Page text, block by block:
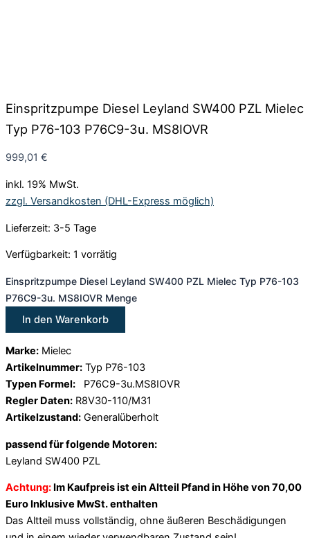
Einspritzpumpe Diesel Leyland SW400 PZL Mielec
Typ P76-103 P76C9-3u. MS8IOVR
999,01 €
inkl. 19% MwSt.
zzgl. Versandkosten (DHL-Express möglich)
Lieferzeit: 3-5 Tage
Verfügbarkeit: 1 vorrätig
Einspritzpumpe Diesel Leyland SW400 PZL Mielec Typ P76-103
P76C9-3u. MS8IOVR Menge
In den Warenkorb
Marke: Mielec
Artikelnummer: Typ P76-103
Typen Formel: P76C9-3u.MS8IOVR
Regler Daten: R8V30-110/M31
Artikelzustand: Generalüberholt
passend für folgende Motoren:
Leyland SW400 PZL
Achtung: Im Kaufpreis ist ein Altteil Pfand in Höhe von 70,00
Euro Inklusive MwSt. enthalten
Das Altteil muss vollständig, ohne äußeren Beschädigungen